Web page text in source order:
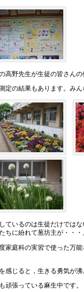
高野先生が生徒の皆さん
定の結果もあります。み
ているのは生徒だけでは
ちに紛れて葱坊主が・・・
家庭科の実習で使った万
感じると，生きる勇気が
頑張っている麻生中です。